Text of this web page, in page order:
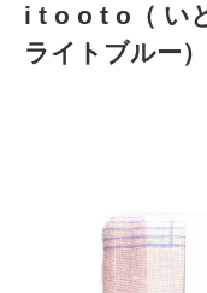
i t o o t o（ い
ライトブルー）